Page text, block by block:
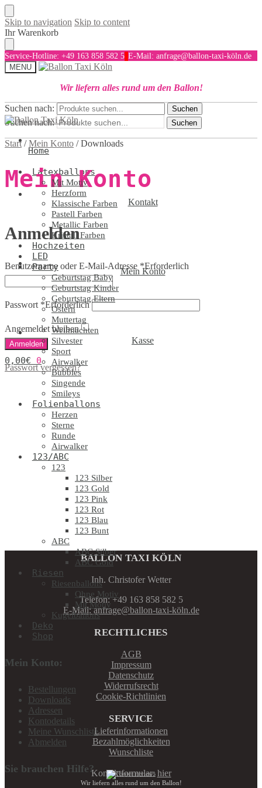
Skip to navigation Skip to content
Ihr Warenkorb
Service-Hotline: +49 163 858 582 5 E-Mail: anfrage@ballon-taxi-köln.de
MENU
Wir liefern alles rund um den Ballon!
Suchen nach: Suchen
Kontakt
Mein Konto
Kasse
0,00€ 0
Suchen nach: Suchen
Home
Latexballons
Mit Motiv
Herzform
Klassische Farben
Pastell Farben
Metallic Farben
Kristall Farben
Hochzeiten
LED
Party
Geburtstag Baby
Geburtstag Kinder
Geburtstag Eltern
Ostern
Muttertag
Weihnachten
Silvester
Sport
Airwalker
Bubbles
Singende
Smileys
Folienballons
Herzen
Sterne
Runde
Airwalker
123/ABC
123
123 Silber
123 Gold
123 Pink
123 Rot
123 Blau
123 Bunt
ABC
ABC Silber
ABC Gold
Riesen
Riesenballons
Ohne Motiv
Mit Motiv
Kugelballons
Deko
Shop
Mein Konto:
Bestellungen
Downloads
Adressen
Kontodetails
Meine Wunschliste
Abmelden
Sie brauchen Hilfe?
Start /Mein Konto /Downloads
Mein Konto
Anmelden
Benutzername oder E-Mail-Adresse *Erforderlich
Passwort *Erforderlich
Angemeldet bleiben
Anmelden
Passwort vergessen?
BALLON TAXI KÖLN
Inh. Christofer Wetter
Telefon: +49 163 858 582 5
E-Mail: anfrage@ballon-taxi-köln.de
RECHTLICHES
AGB
Impressum
Datenschutz
Widerrufsrecht
Cookie-Richtlinien
SERVICE
Lieferinformationen
Bezahlmöglichkeiten
Wunschliste
Kontaktformular:hier
Wir liefern alles rund um den Ballon!